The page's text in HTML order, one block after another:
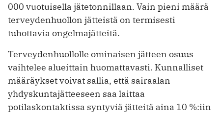
000 vuotuisella jätetonnillaan. Vain pieni määrä
terveydenhuollon jätteistä on termisesti
tuhottavia ongelmajätteitä.
Terveydenhuollolle ominaisen jätteen osuus
vaihtelee alueittain huomattavasti. Kunnalliset
määräykset voivat sallia, että sairaalan
yhdyskuntajätteeseen saa laittaa
potilaskontaktissa syntyviä jätteitä aina 10 %:iin